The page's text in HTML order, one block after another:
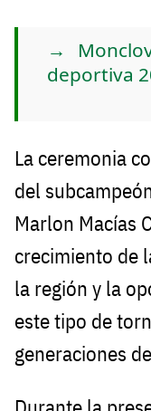
deportiva
La ceremonia
del
Marlon Macías
crecimiento de
la región y la
este tipo de
generaciones